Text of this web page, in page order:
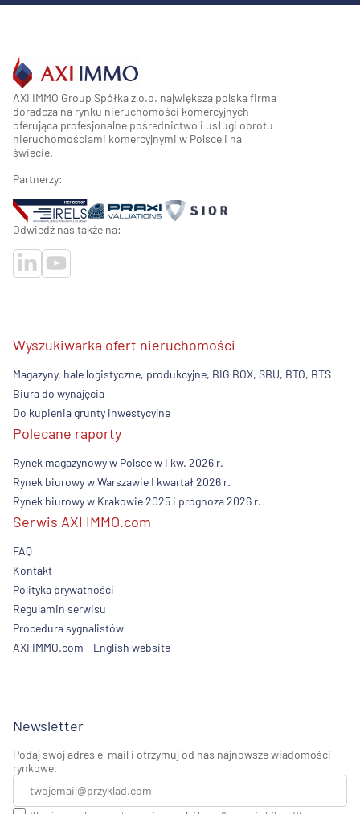
AXI IMMO Group Spółka z o.o. największa polska firma
doradcza na rynku nieruchomości komercyjnych
oferująca profesjonalne pośrednictwo i usługi obrotu
nieruchomościami komercyjnymi w Polsce i na
świecie.
Partnerzy:
Odwiedź nas także na:
Wyszukiwarka ofert nieruchomości
Magazyny, hale logistyczne, produkcyjne, BIG BOX, SBU, BTO, BTS
Biura do wynajęcia
Do kupienia grunty inwestycyjne
Polecane raporty
Rynek magazynowy w Polsce w I kw. 2026 r.
Rynek biurowy w Warszawie I kwartał 2026 r.
Rynek biurowy w Krakowie 2025 i prognoza 2026 r.
Serwis AXI IMMO.com
FAQ
Kontakt
Polityka prywatności
Regulamin serwisu
Procedura sygnalistów
AXI IMMO.com - English website
Newsletter
Podaj swój adres e-mail i otrzymuj od nas najnowsze wiadomości
rynkowe.